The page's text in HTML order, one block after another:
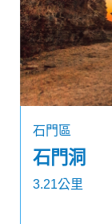
石門區
石門洞
3.21公里